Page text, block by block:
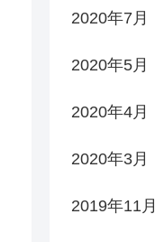
2020年7月
2020年5月
2020年4月
2020年3月
2019年11月